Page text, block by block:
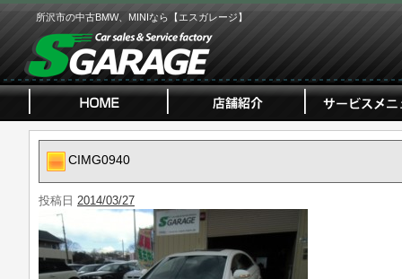
所沢市の中古BMW、MINIなら【エスガレージ】
CIMG0940
投稿日 2014/03/27